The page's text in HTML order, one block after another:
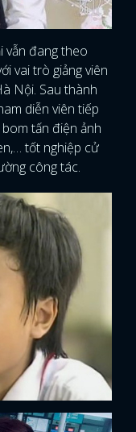
vẫn đang theo
vai trò giảng viên
Nội. Sau thành
diễn viên tiếp
tấn điện ảnh
tốt nghiệp cử
công tác.